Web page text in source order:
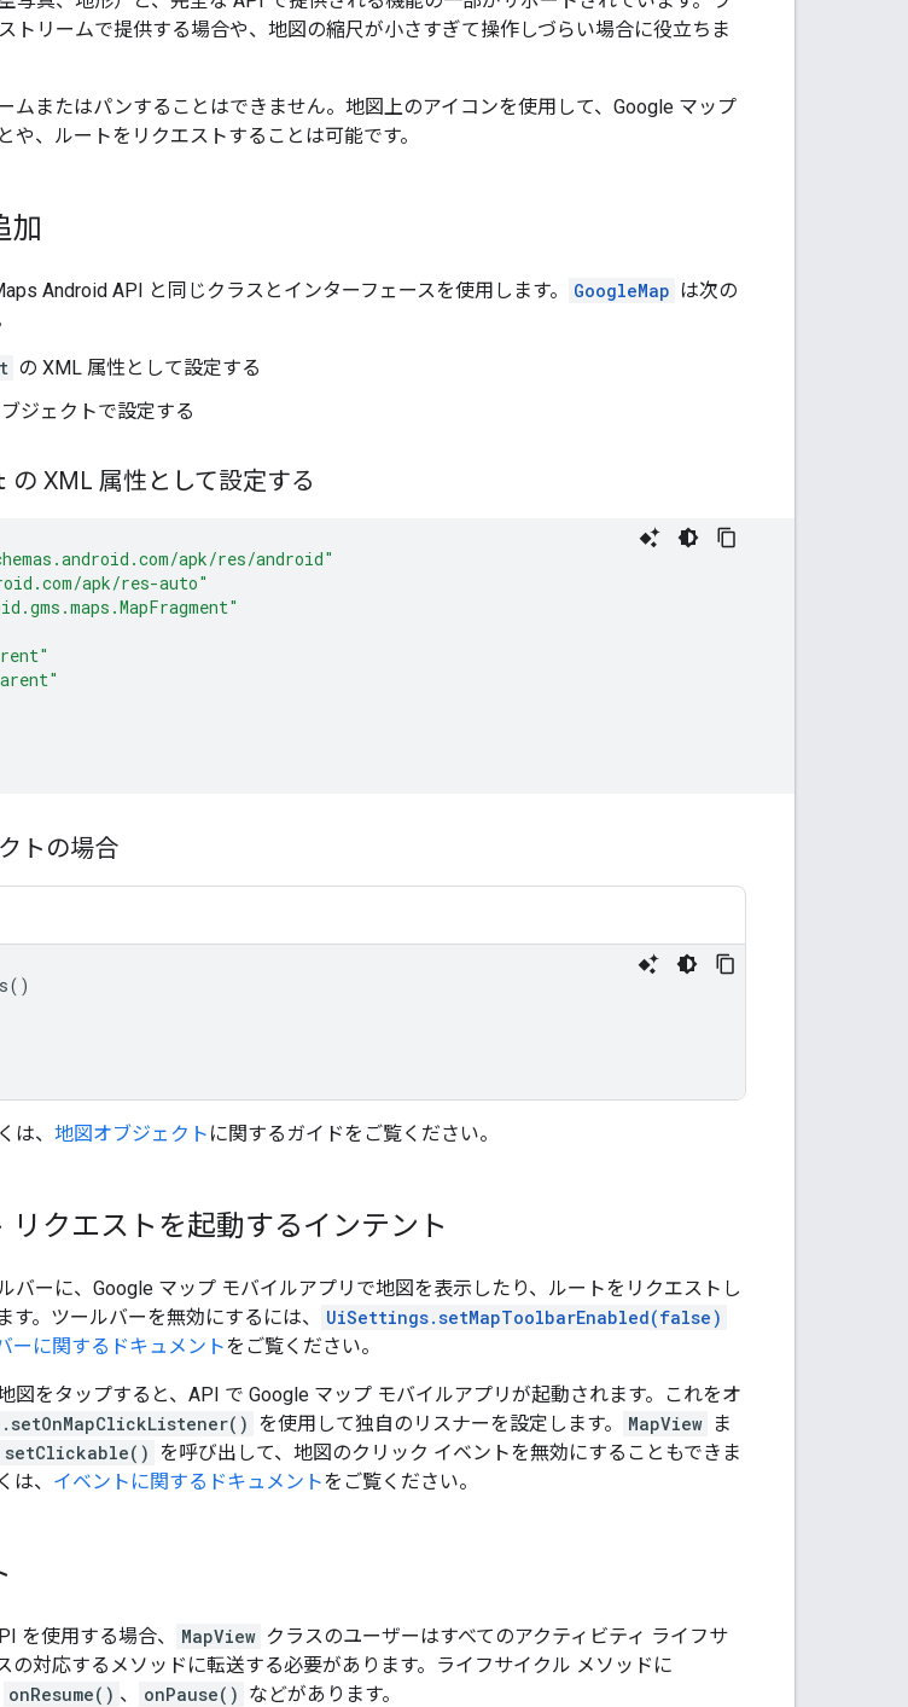
トリームで提供する場合や、地図の縮尺が小さすぎて操作しづらい場合に役立ちま
ムまたはパンすることはできません。地図上のアイコンを使用して、Google マップ
や、ルートをリクエストすることは可能です。
加
Android API と同じクラスとインターフェースを使用します。 GoogleMap は次の
の XML 属性として設定する
ジェクトで設定する
の XML 属性として設定する
apk/res/android"
apk/res-auto"
トの場合
()
は、 地図オブジェクト に関するガイドをご覧ください。
リクエストを起動するインテント
バーに、Google マップ モバイルアプリで地図を表示したり、ルートをリクエストし
す。ツールバーを無効にするには、
UiSettings.setMapToolbarEnabled(false)
ーに関するドキュメントをご覧ください。
図をタップすると、API で Google マップ モバイルアプリが起動されます。これをオ
を使用して独自のリスナーを設定します。 MapView ま
setClickable() を呼び出して、地図のクリック イベントを無効にすることもできま
は、 イベントに関するドキュメントをご覧ください。
を使用する場合、 MapView クラスのユーザーはすべてのアクティビティ ライフサ
の対応するメソッドに転送する必要があります。ライフサイクル メソッドに
onResume() 、 onPause() などがあります。